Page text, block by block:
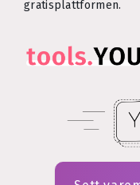
gratisplattformen.